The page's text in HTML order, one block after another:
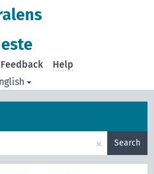
Feedback Help
× Search